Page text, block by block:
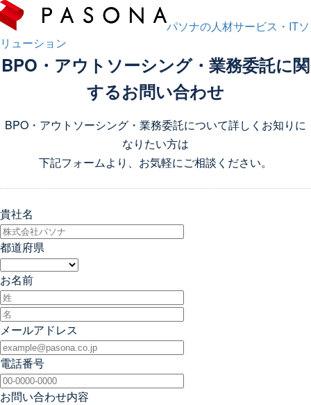
パソナの人材サービス・ITソ
リューション
BPO・アウトソーシング・業務委託に関
するお問い合わせ
BPO・アウトソーシング・業務委託について詳しくお知りに
なりたい方は
下記フォームより、お気軽にご相談ください。
貴社名
都道府県
お名前
メールアドレス
電話番号
お問い合わせ内容